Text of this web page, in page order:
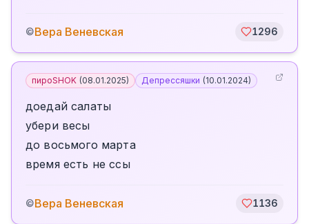
©Вера Веневская 1296
пироSHOK (08.01.2025) Депрессяшки (10.01.2024)
доедай салаты
убери весы
до восьмого марта
время есть не ссы
©Вера Веневская 1136